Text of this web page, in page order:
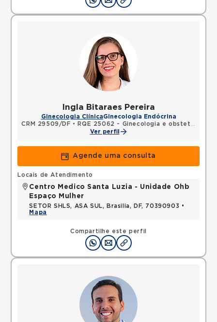
Ingla Bitaraes Pereira
Ginecologia ClínicaGinecologia Endócrina
CRM 29509/DF •
RQE 25062 - Ginecologia e obstetrícia
Ver perfil
Agende uma consulta
Compartilhe este perfil
Locais de Atendimento
Centro Medico Santa Luzia - Unidade Ohb
Espaço Mulher
SETOR SHLS, ASA SUL, Brasilia, DF, 70390903 •
Mapa